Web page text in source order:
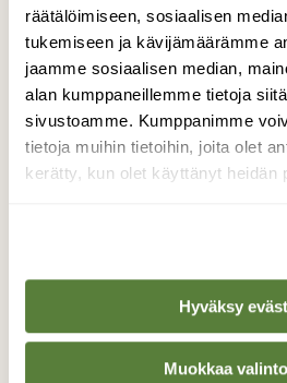
räätälöimiseen, sosiaalisen
tukemiseen ja kävijämäärämme
jaamme sosiaalisen median,
alan kumppaneillemme tietoja
sivustoamme. Kumppanimme
tietoja muihin tietoihin, joita olet
kerätty, kun olet käyttänyt heidän
Hyväksy
Muokkaa
Hippiäinen
Aamukävelyllä
tuotti mukavan
vastaan ja sain siitä
Valokuvaaja: Antero
TAKAISIN